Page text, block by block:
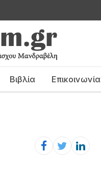
Βιβλία Επικοινωνία